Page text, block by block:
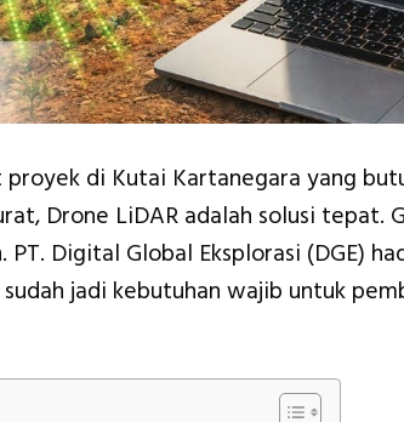
proyek di Kutai Kartanegara yang
Drone LiDAR adalah solusi tepat.
PT. Digital Global Eksplorasi (DGE)
jadi kebutuhan wajib untuk